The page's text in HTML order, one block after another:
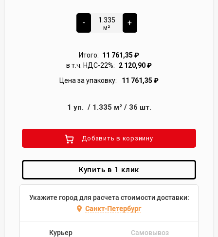
-
м²
+
Итого: 11 761,35 ₽
в т.ч. НДС-22%:
2 120,90₽
Цена за упаковку:
11 761,35 ₽
1 уп. / 1.335 м²/ 36 шт.
Добавить в корзиину
Купить в 1 клик
Укажите город для расчета стоимости доставки:
Санкт-Петербург
Курьер Самовывоз